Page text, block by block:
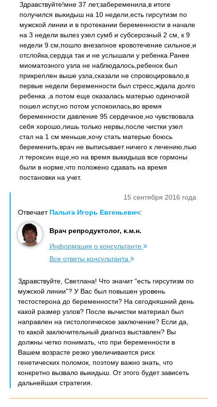
Здравствуйте!мне 37 лет,забеременила,в итоге
получился выкидыш на 10 недели,есть гирсутизм по
мужской линии и в протекании беременности в начале
на 3 недели вылез узел сумб и субсерозный 2 см, к 9
недели 9 см,пошло внезапное кровотечение сильное,и
отслойка,сердца так и не услышали у ребенка.Ранее
миоматозного узла не наблюдалось,ребенок был
прикреплен выше узла,сказали не спровоцировало,в
первые недели беременности был стресс,ждала долго
ребенка ,а потом еще оказалась матерью одиночкой
пошел испуг,но потом успокоилась,во время
беременности давление 95 сердечное,но чувствовала
себя хорошо,лишь только нервы,после чистки узел
стал на 1 см меньше,хочу стать матерью боюсь
беременить,врач не выписывает ничего к лечению,пью
л тероксин еще,но на время выкидыша все гормоны
были в норме,что положено сдавать на время
постановки на учет.
15 сентября 2016 года
Отвечает Палыга Игорь Евгеньевич:
Врач репродуктолог, к.м.н.
Информация о консультанте
Все ответы консультанта
Здравствуйте, Светлана! Что значит “есть гирсутизм по
мужской линии”? У Вас был повышен уровень
тестостерона до беременности? На сегодняшний день
какой размер узлов? После вычистки материал был
направлен на гистологическое заключение? Если да,
то какой заключительный диагноз выставлен? Вы
должны четко понимать, что при беременности в
Вашем возрасте резко увеличивается риск
генетических поломок, поэтому важно знать, что
конкретно вызвало выкидыш. От этого будет зависеть
дальнейшая стратегия.